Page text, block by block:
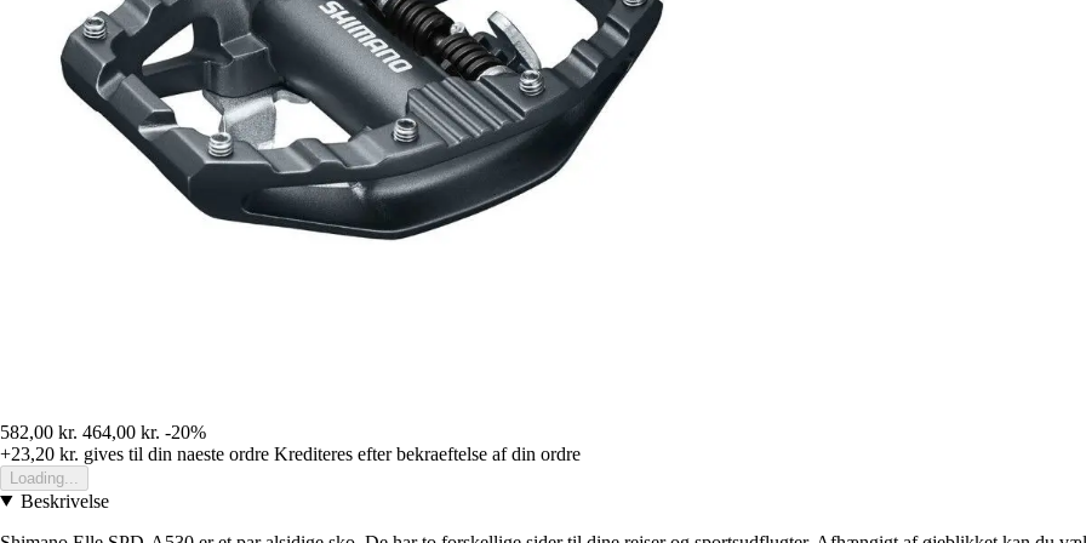
582,00 kr. 464,00 kr. -20%
+23,20 kr. gives til din naeste ordre Krediteres efter bekraeftelse af din ordre
Loading...
Beskrivelse